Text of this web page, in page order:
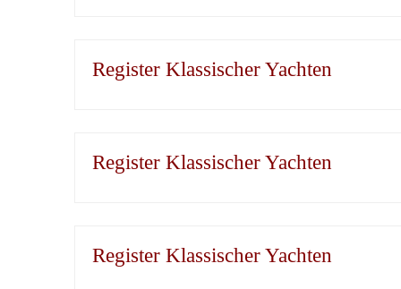
Register Klassischer Yachten
Register Klassischer Yachten
Register Klassischer Yachten